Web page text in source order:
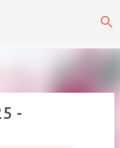
-